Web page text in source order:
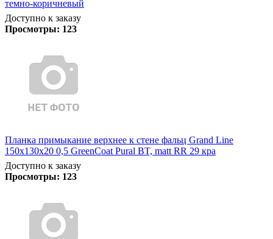
темно-коричневый
Доступно к заказу
Просмотры: 123
Планка примыкание верхнее к стене фальц Grand Line
150х130х20 0,5 GreenCoat Pural BT, matt RR 29 кра
Доступно к заказу
Просмотры: 123